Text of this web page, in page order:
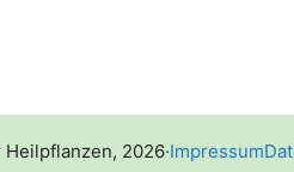
2026·Impressum